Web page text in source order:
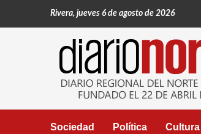
Rivera, jueves 6 de agosto de 2026
Sociedad Política